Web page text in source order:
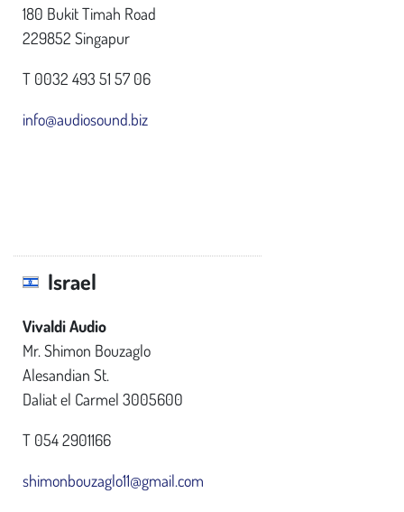
180 Bukit Timah Road
229852 Singapur
T 0032 493 51 57 06
info@audiosound.biz
Israel
Vivaldi Audio
Mr. Shimon Bouzaglo
Alesandian St.
Daliat el Carmel 3005600
T 054 2901166
shimonbouzaglo11@gmail.com